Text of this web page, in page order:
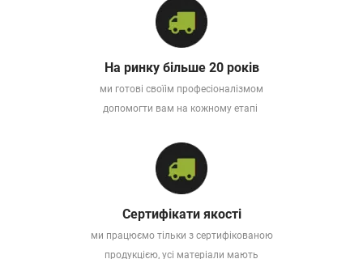
На ринку більше 20 років
ми готові своїім професіоналізмом
допомогти вам на кожному етапі
Сертифікати якості
ми працюємо тільки з сертифікованою
продукцією, усі матеріали мають